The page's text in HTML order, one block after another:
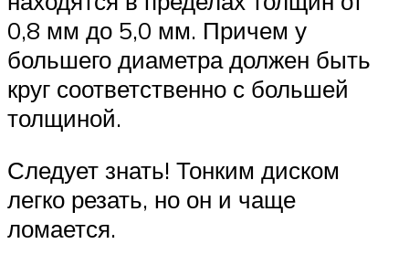
0,8 мм до 5,0 мм. Причем у
большего диаметра должен быть
круг соответственно с большей
толщиной.
Следует знать! Тонким диском
легко резать, но он и чаще
ломается.